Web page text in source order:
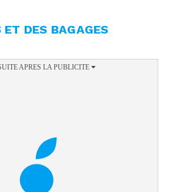
ET DES BAGAGES